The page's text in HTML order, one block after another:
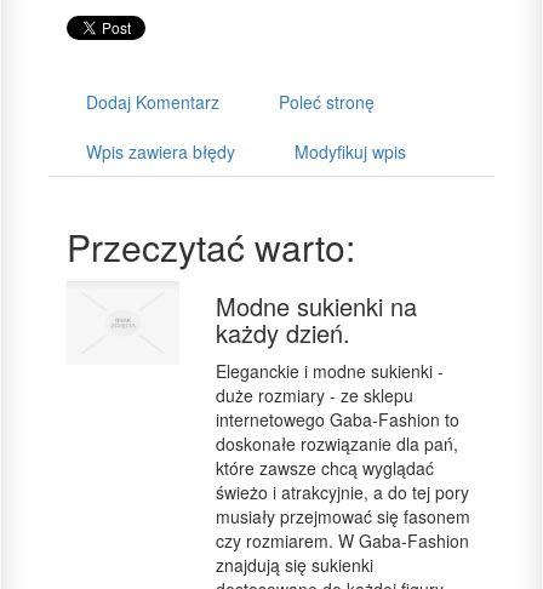
Dodaj Komentarz Poleć stronę
Wpis zawiera błędy Modyfikuj wpis
Przeczytać warto:
Modne sukienki na
każdy dzień.
Eleganckie i modne sukienki -
duże rozmiary - ze sklepu
internetowego Gaba-Fashion to
doskonałe rozwiązanie dla pań,
które zawsze chcą wyglądać
świeżo i atrakcyjnie, a do tej pory
musiały przejmować się fasonem
czy rozmiarem. W Gaba-Fashion
znajdują się sukienki